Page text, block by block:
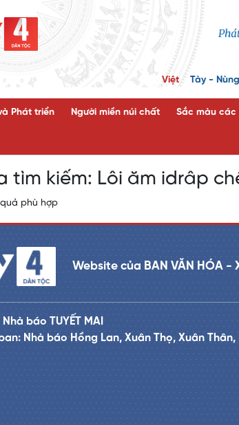
Việt Tày - Nùng
Phát triển Người miền núi chất Sắc màu các
tìm kiếm: Lôi ăm idrâp
phù hợp
Website của BAN VĂN HÓA -
báo TUYẾT MAI
Nhà báo Hồng Lan, Xuân Thọ, Xuân Thân,